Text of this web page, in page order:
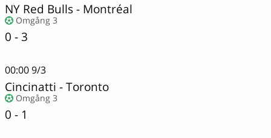
NY Red Bulls- Montréal
Omgång 3
0 - 3
00:009/3
Cincinatti -Toronto
Omgång 3
0 - 1